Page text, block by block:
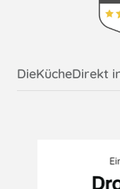
Küche kaufen in
DieKücheDirekt